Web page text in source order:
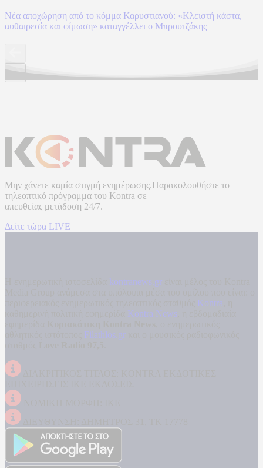
Νέα αποχώρηση από το κόμμα Καρυστιανού: «Κλειστή κάστα,
αυθαιρεσία και φίμωση» καταγγέλλει ο Μπρουτζάκης
Μην χάνετε καμία στιγμή ενημέρωσης.Παρακολουθήστε το
τηλεοπτικό πρόγραμμα του Kontra σε
απευθείας μετάδοση 24/7.
Δείτε τώρα LIVE
kontranews.gr
Kontra
Kontra News
Filathlos.gr